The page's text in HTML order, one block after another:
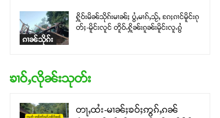
ၵၢၼ်သိုၵ်း
ႁိူဝ်းမိၼ်သိုၵ်းမၢၼ်ႈ ပွႆႇမၢၵ်ႇသႂ်ႇ ၵႄႈၵၢင်မိူင်းၵု
တ်ႈ-မိူင်းလူင် တိူဝ်ႉႁိူၼ်းၵူၼ်းမိူင်းလူႉၵွႆ
ၶၢဝ်ႇလိုၼ်းသုတ်း
တႃႇထႆး-မၢၼ်ႈၶဝ်ႈဢွၵ်ႇၵၼ်